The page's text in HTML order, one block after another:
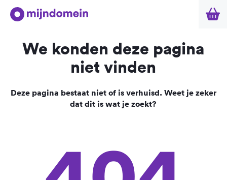
We konden deze pagina
niet vinden
Deze pagina bestaat niet of is verhuisd. Weet je zeker
dat dit is wat je zoekt?